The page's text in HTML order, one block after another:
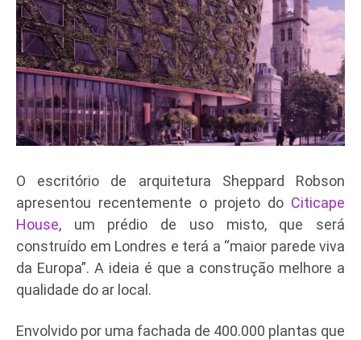
O escritório de arquitetura Sheppard Robson
apresentou recentemente o projeto do Citicape
House, um prédio de uso misto, que será
construído em Londres e terá a “maior parede viva
da Europa”. A ideia é que a construção melhore a
qualidade do ar local.
Envolvido por uma fachada de 400.000 plantas que